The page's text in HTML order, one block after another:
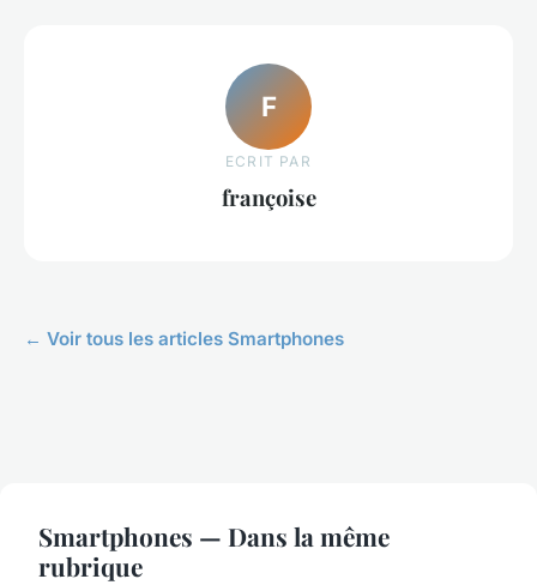
F
ECRIT PAR
françoise
← Voir tous les articles Smartphones
Smartphones — Dans la même
rubrique